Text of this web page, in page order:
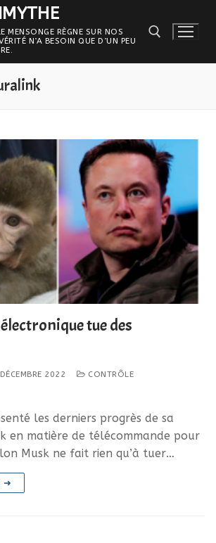
MENSONGE RÈGNE SUR NOS
N’A BESOIN QUE D’UN PEU
Rechercher :
tue des
2022
CONTRÔLE
les derniers progrès de sa
en matière de télécommande pour
Musk ne fait rien qu’à tuer…
➜